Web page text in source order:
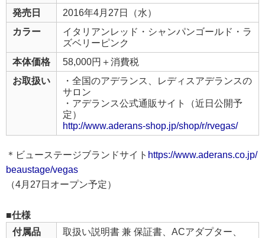
発売日
2016年4月27日（水）
カラー
イタリアンレッド・シャンパンゴールド・ラ
ズベリーピンク
本体価格
58,000円＋消費税
お取扱い
・全国のアデランス、レディスアデランスの
サロン
・アデランス公式通販サイト（近日公開予
定）
http://www.aderans-shop.jp/shop/r/rvegas/
＊ビューステージブランドサイト https://www.aderans.co.jp/
beaustage/vegas
（4月27日オープン予定）
■仕様
付属品
取扱い説明書 兼 保証書、ACアダプター、